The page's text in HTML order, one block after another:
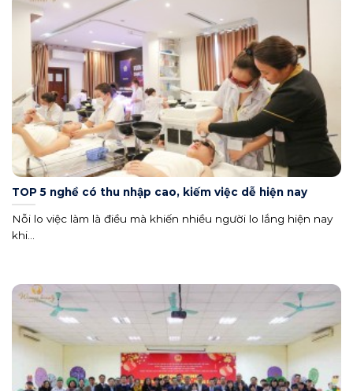
TOP 5 nghề có thu nhập cao, kiếm việc dễ hiện nay
Nỗi lo việc làm là điều mà khiến nhiều người lo lắng hiện nay
khi...